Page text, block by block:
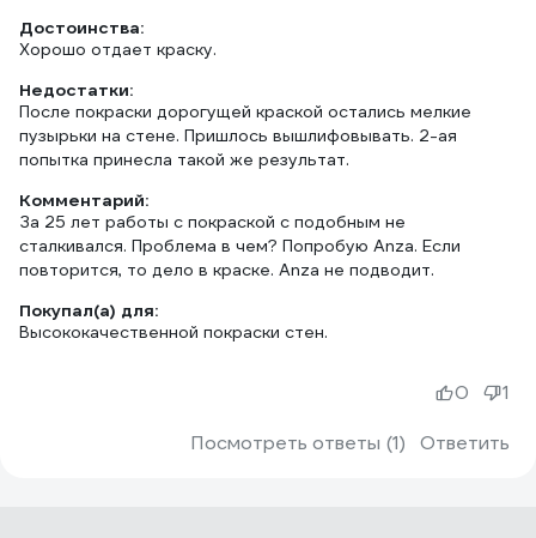
Достоинства:
Хорошо отдает краску.
Недостатки:
После покраски дорогущей краской остались мелкие
пузырьки на стене. Пришлось вышлифовывать. 2-ая
попытка принесла такой же результат.
Комментарий:
За 25 лет работы с покраской с подобным не
сталкивался. Проблема в чем? Попробую Anza. Если
повторится, то дело в краске. Anza не подводит.
Покупал(а) для:
Высококачественной покраски стен.
Посмотреть ответы (1) Ответить
0 1